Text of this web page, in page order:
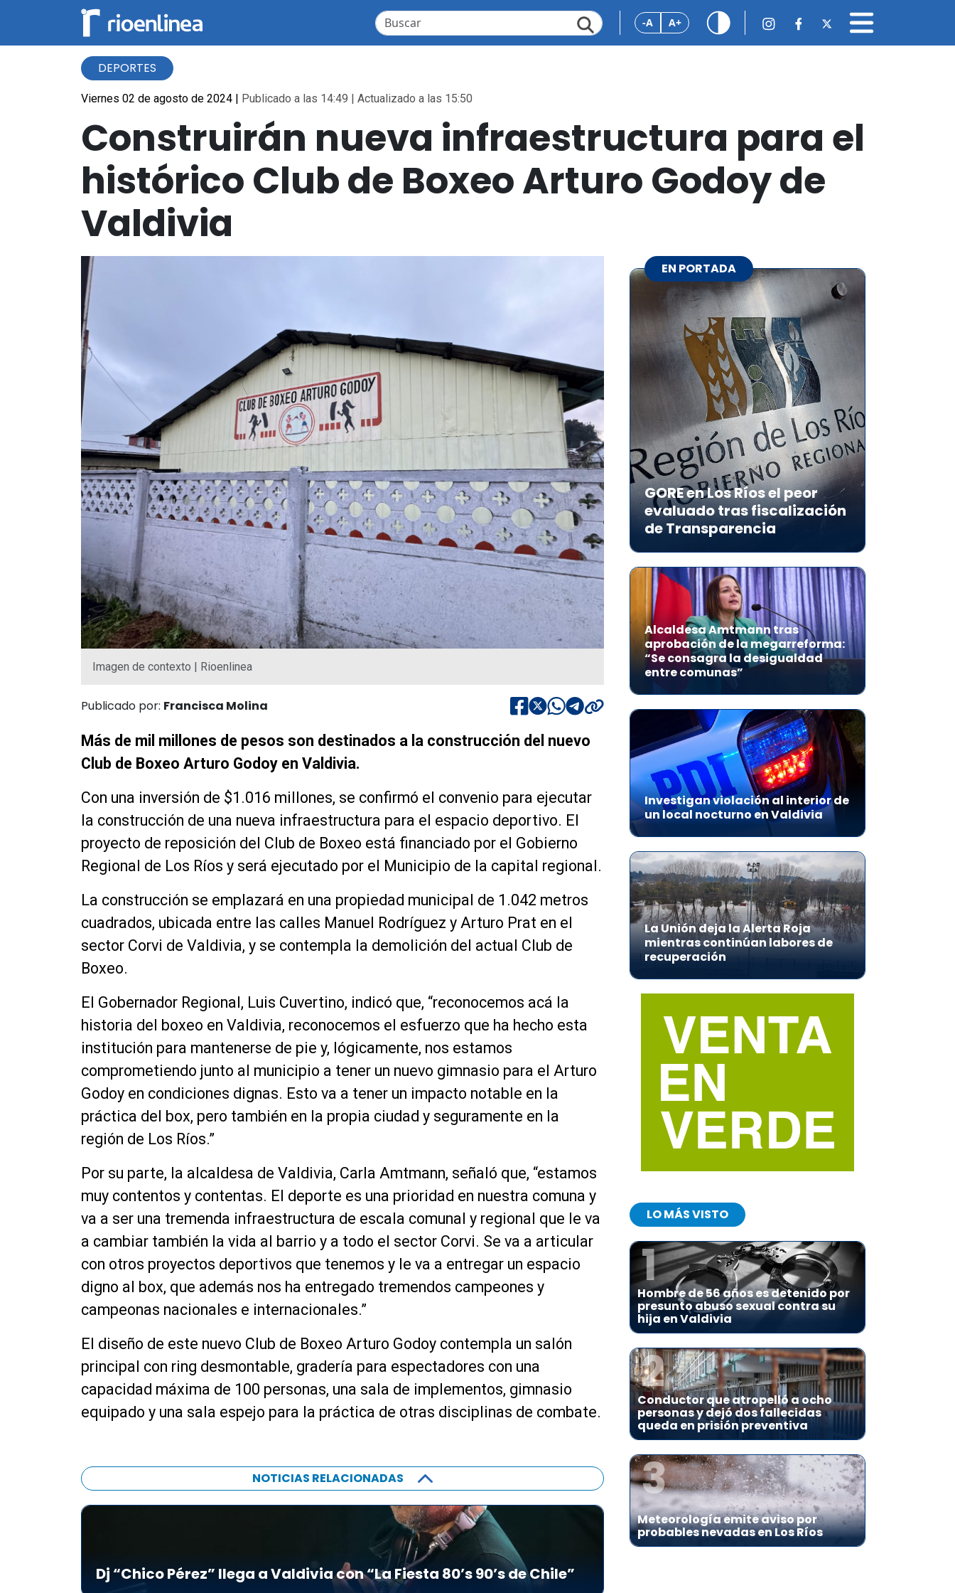
-A A+
DEPORTES
Viernes 02 de agosto de 2024 | Publicado a las 14:49 | Actualizado a las 15:50
Construirán nueva infraestructura para el
histórico Club de Boxeo Arturo Godoy de
Valdivia
Imagen de contexto | Rioenlinea
Publicado por: Francisca Molina
Más de mil millones de pesos son destinados a la construcción del nuevo
Club de Boxeo Arturo Godoy en Valdivia.
Con una inversión de $1.016 millones, se confirmó el convenio para ejecutar
la construcción de una nueva infraestructura para el espacio deportivo. El
proyecto de reposición del Club de Boxeo está financiado por el Gobierno
Regional de Los Ríos y será ejecutado por el Municipio de la capital regional.
La construcción se emplazará en una propiedad municipal de 1.042 metros
cuadrados, ubicada entre las calles Manuel Rodríguez y Arturo Prat en el
sector Corvi de Valdivia, y se contempla la demolición del actual Club de
Boxeo.
El Gobernador Regional, Luis Cuvertino, indicó que, “reconocemos acá la
historia del boxeo en Valdivia, reconocemos el esfuerzo que ha hecho esta
institución para mantenerse de pie y, lógicamente, nos estamos
comprometiendo junto al municipio a tener un nuevo gimnasio para el Arturo
Godoy en condiciones dignas. Esto va a tener un impacto notable en la
práctica del box, pero también en la propia ciudad y seguramente en la
región de Los Ríos.”
Por su parte, la alcaldesa de Valdivia, Carla Amtmann, señaló que, “estamos
muy contentos y contentas. El deporte es una prioridad en nuestra comuna y
va a ser una tremenda infraestructura de escala comunal y regional que le va
a cambiar también la vida al barrio y a todo el sector Corvi. Se va a articular
con otros proyectos deportivos que tenemos y le va a entregar un espacio
digno al box, que además nos ha entregado tremendos campeones y
campeonas nacionales e internacionales.”
El diseño de este nuevo Club de Boxeo Arturo Godoy contempla un salón
principal con ring desmontable, gradería para espectadores con una
capacidad máxima de 100 personas, una sala de implementos, gimnasio
equipado y una sala espejo para la práctica de otras disciplinas de combate.
NOTICIAS RELACIONADAS
Dj “Chico Pérez” llega a Valdivia con “La Fiesta 80’s 90’s de Chile”
EN PORTADA
GORE en Los Ríos el peor
evaluado tras fiscalización
de Transparencia
Alcaldesa Amtmann tras
aprobación de la megarreforma:
“Se consagra la desigualdad
entre comunas”
Investigan violación al interior de
un local nocturno en Valdivia
La Unión deja la Alerta Roja
mientras continúan labores de
recuperación
LO MÁS VISTO
1
Hombre de 56 años es detenido por
presunto abuso sexual contra su
hija en Valdivia
2
Conductor que atropelló a ocho
personas y dejó dos fallecidas
queda en prisión preventiva
3
Meteorología emite aviso por
probables nevadas en Los Ríos